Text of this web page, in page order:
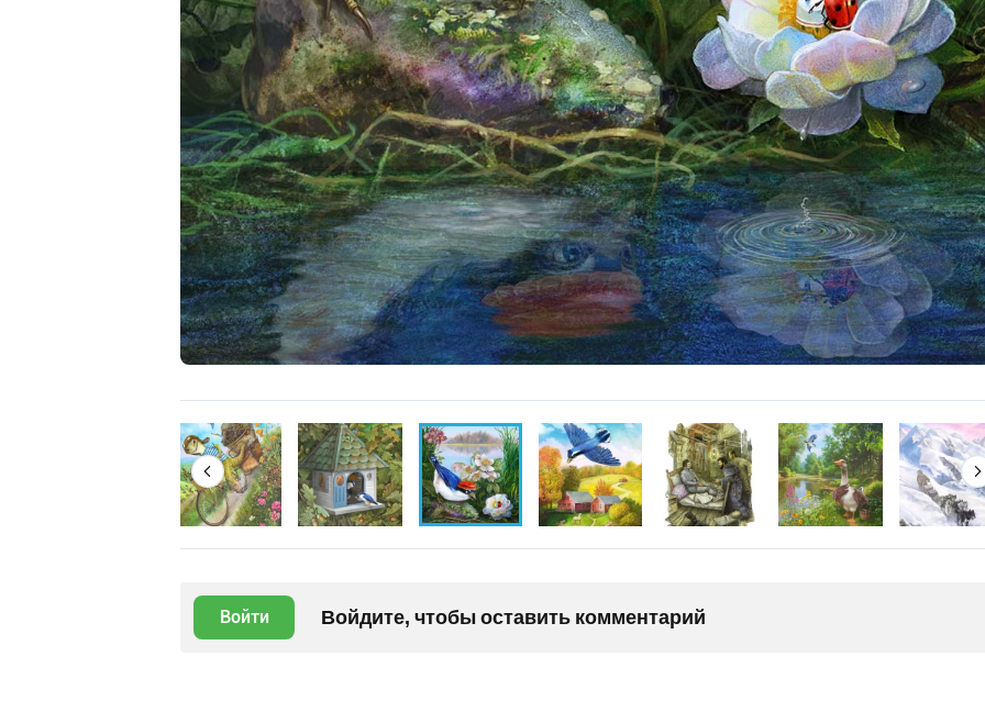
Войти Войдите, чтобы оставить комментарий